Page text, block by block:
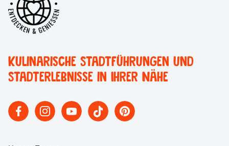
Kulinarische Stadtführungen und
Stadterlebnisse in Ihrer Nähe